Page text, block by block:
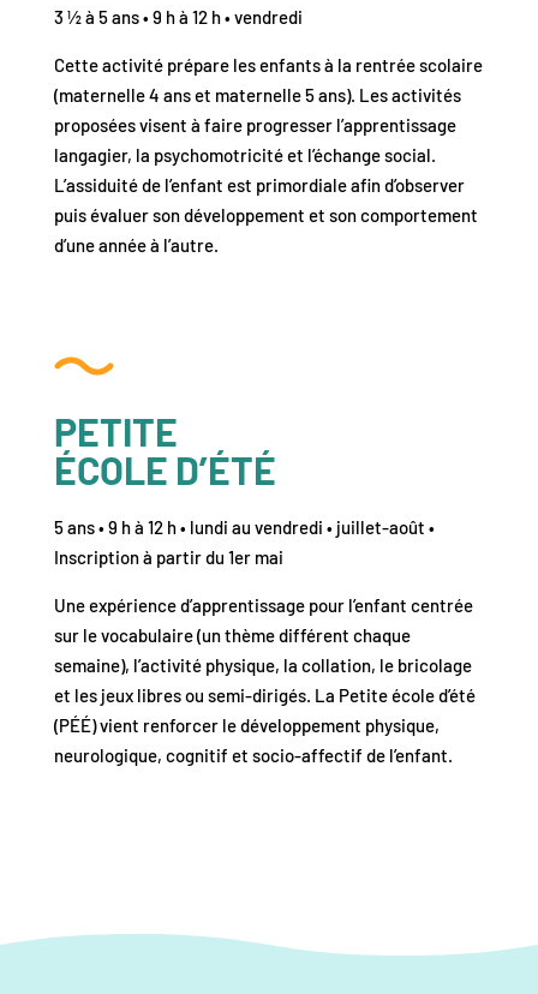
3 ½ à 5 ans • 9 h à 12 h • vendredi
Cette activité prépare les enfants à la rentrée scolaire
(maternelle 4 ans et maternelle 5 ans). Les activités
proposées visent à faire progresser l’apprentissage
langagier, la psychomotricité et l’échange social.
L’assiduité de l’enfant est primordiale afin d’observer
puis évaluer son développement et son comportement
d’une année à l’autre.
PETITE
ÉCOLE D’ÉTÉ
5 ans • 9 h à 12 h • lundi au vendredi • juillet-août •
Inscription à partir du 1er mai
Une expérience d’apprentissage pour l’enfant centrée
sur le vocabulaire (un thème différent chaque
semaine), l’activité physique, la collation, le bricolage
et les jeux libres ou semi-dirigés. La Petite école d’été
(PÉÉ) vient renforcer le développement physique,
neurologique, cognitif et socio-affectif de l’enfant.